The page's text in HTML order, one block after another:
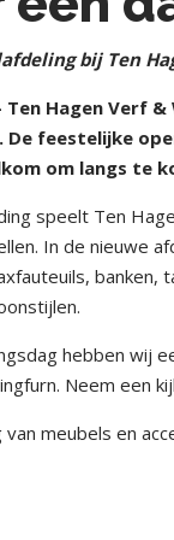
bij Ten
– Ten Hagen
De feestelijke
om langs te
speelt Ten
In de nieuwe
banken,
hebben wij
Neem een
van meubels en